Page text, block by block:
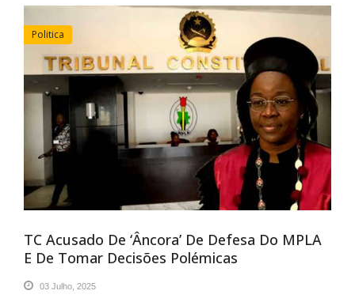
Politica
TC Acusado De ‘âncora’ De Defesa Do MPLA
E De Tomar Decisões Polémicas
03 Julho, 2025